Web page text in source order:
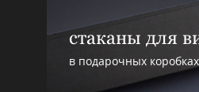
стаканы для
в подарочных